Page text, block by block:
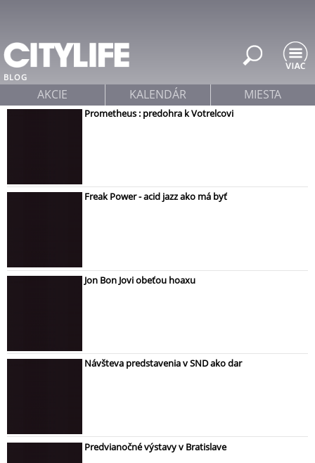
BLOG
Prometheus : predohra k Votrelcovi
Freak Power - acid jazz ako má byť
Jon Bon Jovi obeťou hoaxu
Návšteva predstavenia v SND ako dar
Predvianočné výstavy v Bratislave
AKCIE KALENDÁR MIESTA